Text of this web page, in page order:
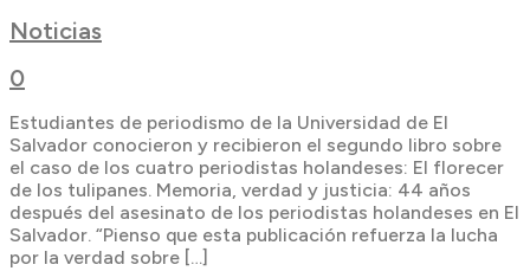
Noticias
0
Estudiantes de periodismo de la Universidad de El
Salvador conocieron y recibieron el segundo libro sobre
el caso de los cuatro periodistas holandeses: El florecer
de los tulipanes. Memoria, verdad y justicia: 44 años
después del asesinato de los periodistas holandeses en El
Salvador. “Pienso que esta publicación refuerza la lucha
por la verdad sobre […]